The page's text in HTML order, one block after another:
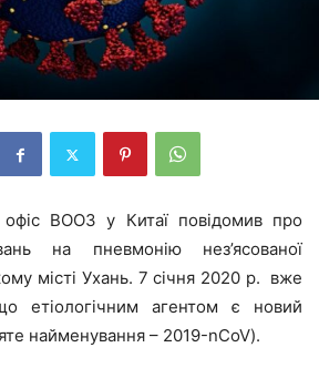
ВООЗ у Китаї повідомив про
на пневмонію нез’ясованої
місті Ухань. 7 січня 2020 р. вже
етіологічним агентом є новий
найменування – 2019-nCoV).